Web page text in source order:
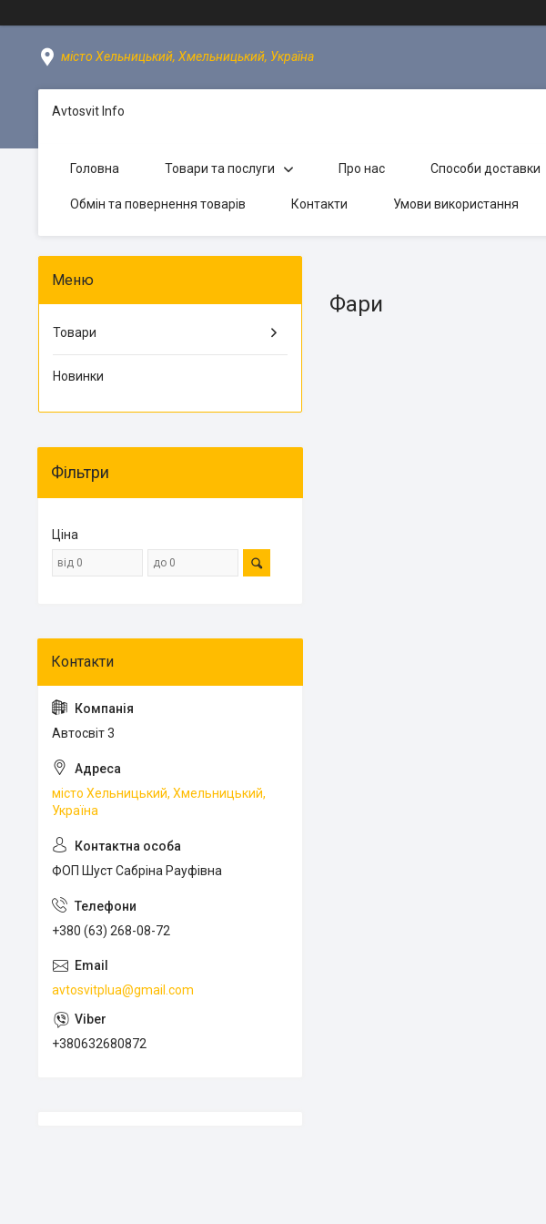
місто Хельницький, Хмельницький, Україна
Avtosvit Info
Головна Товари та послуги Про нас Способи доставки
Обмін та повернення товарів Контакти Умови використання
Фари
Товари
Новинки
Фільтри
Ціна
Автосвіт 3
місто Хельницький, Хмельницький,
Україна
ФОП Шуст Сабріна Рауфівна
+380 (63) 268-08-72
avtosvitplua@gmail.com
+380632680872